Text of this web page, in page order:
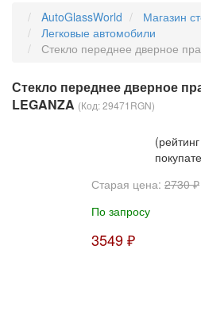
AutoGlassWorld
Магазин
Легковые автомобили
Стекло переднее дверное
Стекло переднее дверное
LEGANZA (Код:29471RGN)
Старая цена: 2730 ₽
По запросу
3549 ₽